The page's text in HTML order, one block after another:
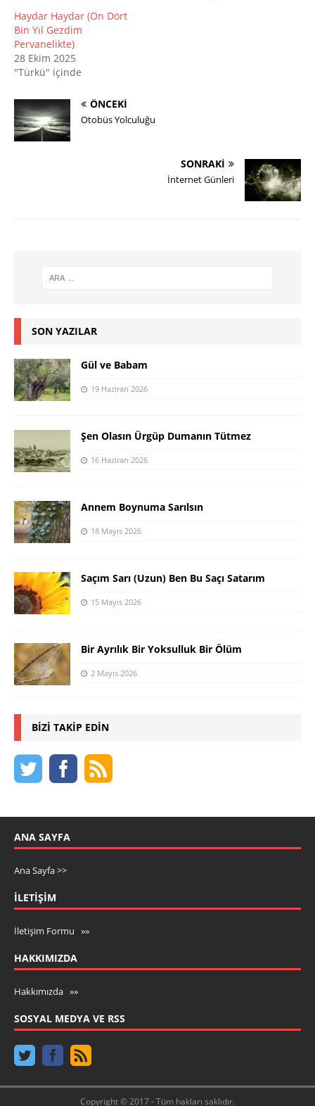
Haydar Haydar (On Dört
Bin Yıl Gezdim
Pervanelikte)
28 Ekim 2025
"Türkü" içinde
ÖNCEKI
Otobüs Yolculuğu
SONRAKI
İnternet Günleri
SON YAZILAR
Gül ve Babam
19 Haziran 2026
Şen Olasın Ürgüp Dumanın Tütmez
16 Haziran 2026
Annem Boynuma Sarılsın
18 Mayıs 2026
Saçım Sarı (Uzun) Ben Bu Saçı Satarım
15 Mayıs 2026
Bir Ayrılık Bir Yoksulluk Bir Ölüm
2 Mayıs 2026
BIZI TAKIP EDIN
ANA SAYFA
Ana Sayfa >>
İLETIŞIM
İletişim Formu »»
HAKKIMIZDA
Hakkımızda »»
SOSYAL MEDYA VE RSS
Copyright © 2017 - Tüm hakları saklıdır.